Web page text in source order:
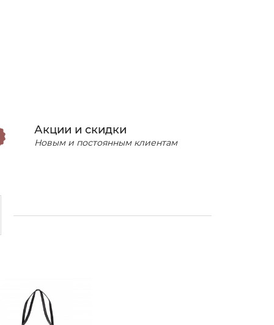
Акции и скидки
Новым и постоянным клиентам